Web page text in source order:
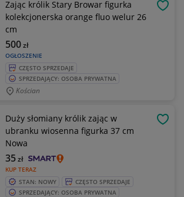
Zając królik Stary Browar figurka
kolekcjonerska orange fluo welur 26
cm
OGŁOSZENIE
500zł
CZĘSTO SPRZEDAJE
SPRZEDAJĄCY: OSOBA PRYWATNA
Kościan
Duży słomiany królik zając w
ubranku wiosenna figurka 37 cm
Nowa
KUP TERAZ
35zł
STAN: NOWY
CZĘSTO SPRZEDAJE
SPRZEDAJĄCY: OSOBA PRYWATNA